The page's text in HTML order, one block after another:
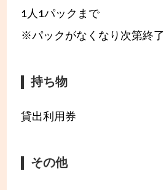
1人1パックまで
※パックがなくなり次第終了
持ち物
貸出利用券
その他